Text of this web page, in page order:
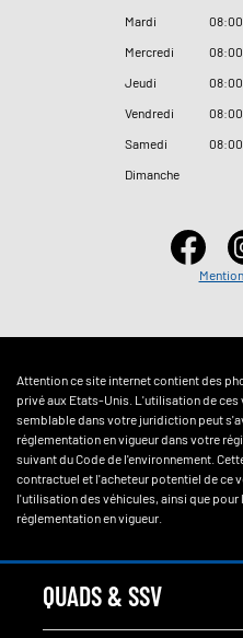
Mardi
08:00
Mercredi
08:00
Jeudi
08:00
Vendredi
08:00
Samedi
08:00
Dimanche
Attention ce site internet contient des
privé aux Etats-Unis. L'utilisation de ces
semblable dans votre juridiction peut
réglementation en vigueur dans votre
suivant du Code de l'environnement.
contractuel et l'acheteur potentiel de ce
l'utilisation des véhicules, ainsi que
réglementation en vigueur.
QUADS & SSV